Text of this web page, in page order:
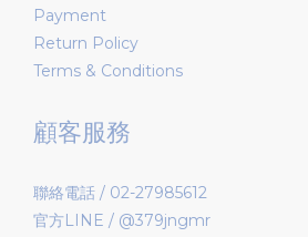
Payment
Return Policy
Terms & Conditions
顧客服務
聯絡電話 / 02-27985612
官方LINE / @379jngmr